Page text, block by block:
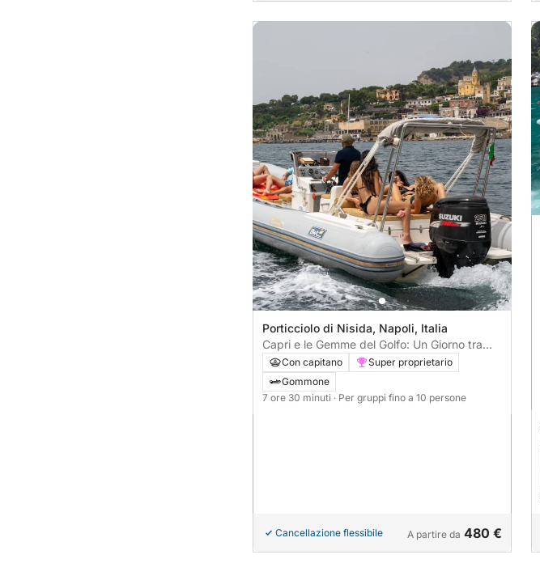
Porticciolo di Nisida, Napoli, Italia
Capri e le Gemme del Golfo: Un Giorno tra
Panorama e Mare
Con capitano
Super proprietario
Gommone
7 ore 30 minuti · Per gruppi fino a 10 persone
Cancellazione flessibile A partire da 480 €